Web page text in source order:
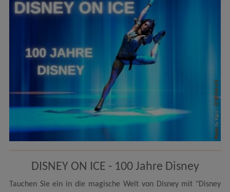
Photo
by Kigsz /
CC BY-SA 4.0
DISNEY ON ICE - 100 Jahre Disney
Tauchen Sie ein in die magische Welt von Disney mit "Disney